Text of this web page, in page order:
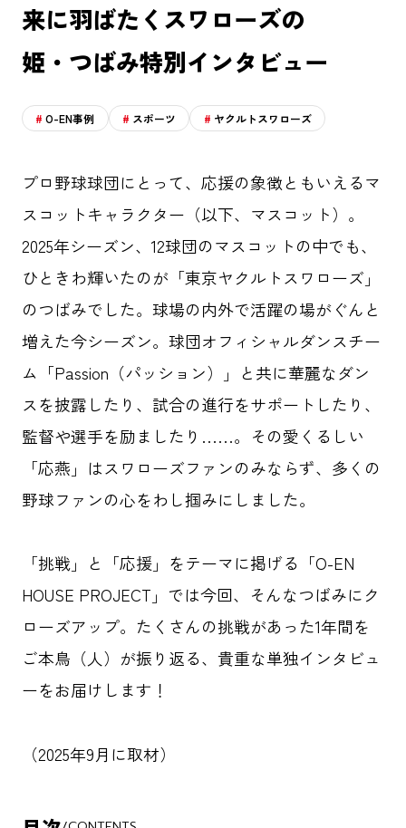
来に羽ばたくスワローズの
姫・つばみ特別インタビュー
O-EN事例 スポーツ ヤクルトスワローズ
プロ野球球団にとって、応援の象徴ともいえるマ
スコットキャラクター（以下、マスコット）。
2025年シーズン、12球団のマスコットの中でも、
ひときわ輝いたのが「東京ヤクルトスワローズ」
のつばみでした。球場の内外で活躍の場がぐんと
増えた今シーズン。球団オフィシャルダンスチー
ム「Passion（パッション）」と共に華麗なダン
スを披露したり、試合の進行をサポートしたり、
監督や選手を励ましたり……。その愛くるしい
「応燕」はスワローズファンのみならず、多くの
野球ファンの心をわし掴みにしました。
「挑戦」と「応援」をテーマに掲げる「O-EN
HOUSE PROJECT」では今回、そんなつばみにク
ローズアップ。たくさんの挑戦があった1年間を
ご本鳥（人）が振り返る、貴重な単独インタビュ
ーをお届けします！
（2025年9月に取材）